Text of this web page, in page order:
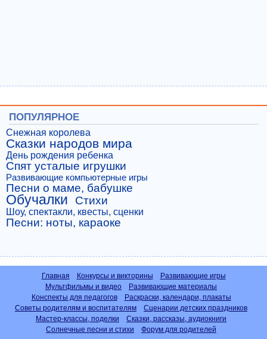
ПОПУЛЯРНОЕ
Снежная королева
Сказки народов мира
День рождения ребенка
Спят усталые игрушки
Развивающие компьютерные игры
Песни о маме, бабушке
Обучалки Стихи
Шоу, спектакли, квесты, сценки
Песни: ноты, караоке
Главная Конкурсы и викторины
Развивающие игры
Мультфильмы и видео
Развивающие материалы
Конспекты для педагогов
Раскраски, календари, плакаты
Советы родителям и воспитателям
Сценарии детских праздников
Мастер-классы, поделки
Сказки, рассказы, аудиокниги
Солнечные песни и стихи
Форум для родителей